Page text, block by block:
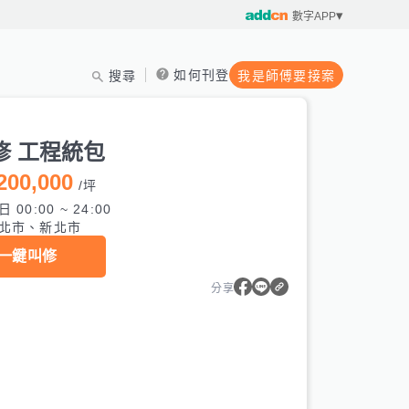
數字APP
搜尋 如何刊登 我是師傅要接案
工程統包
/坪
00:00 ~ 24:00
市、新北市
鍵叫修
分享